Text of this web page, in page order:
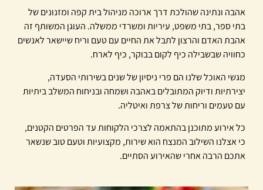
אהבה ונתינה שהולכת דרך ארוכה מניהול בית קפה ומזנונים של
בתי ספר, בתי משפט, עיריות ומשרדי ממשלה. העוגן המשותף זה
אהבת האדם והרצון לתבל את החיים עם טעם וריח שיישאר לאנשים
כחוויה שבשבילה כיף לקום בבוקר, כיף לארח.
מגשי האוכל שלנו הם פרי ניסיון של שנים בשירותי הסעדה,
יצירתיות ודיוק המתובלים באהבה ושמחה ובניחוח המשלב ביתיות
עם טעמים וריחות של צרפת ואיטליה.
כל אירוע מתוכנן בהתאמה לצרכי הלקוחות עד הפרטים הקטנים,
כי אצלנו השילוב המנצח הוא שירות, מקצועיות וטעם טוב שנשאר
אתכם הרבה אחרי שהאירוע הסתיים.